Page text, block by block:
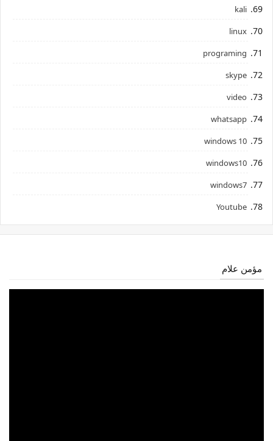
kali
linux
programing
skype
video
whatsapp
windows 10
windows10
windows7
Youtube
مؤمن علام